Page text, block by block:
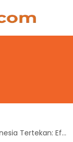
Pasar Keuangan Indonesia Tertekan: Efek MSCI, IHSG Anjlok dan Rupiah Melemah